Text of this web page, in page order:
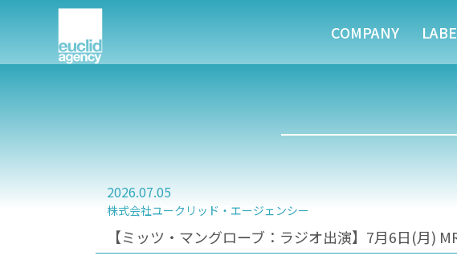
COMPANY
2026.07.05
株式会社ユークリッド・エージェンシー
【ミッツ・マングローブ：ラジオ出演】7月6日(月)